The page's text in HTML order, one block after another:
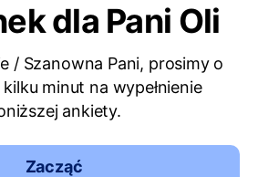
dla Pani Oli
/ Szanowna Pani, prosimy o
minut na wypełnienie
ankiety.
Zacząć